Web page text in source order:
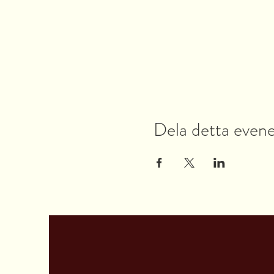
Dela detta